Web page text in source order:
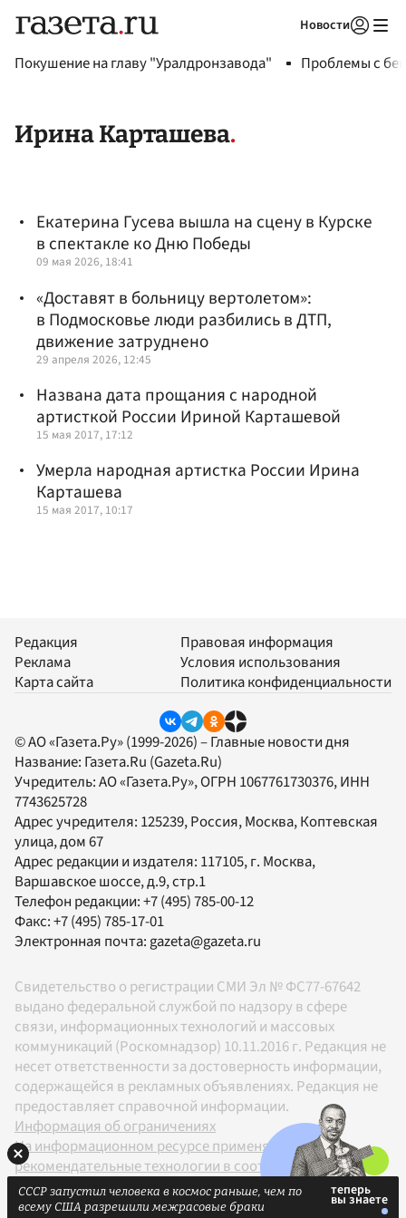
Новости
Покушение на главу "Уралдронзавода" Проблемы с
Ирина Карташева
Екатерина Гусева вышла на сцену в Курске
в спектакле ко Дню Победы
09 мая 2026, 18:41
«Доставят в больницу вертолетом»:
в Подмосковье люди разбились в ДТП,
движение затруднено
29 апреля 2026, 12:45
Названа дата прощания с народной
артисткой России Ириной Карташевой
15 мая 2017, 17:12
Умерла народная артистка России Ирина
Карташева
15 мая 2017, 10:17
Редакция
Реклама
Карта сайта
Правовая информация
Условия использования
Политика конфиденциальности
© АО «Газета.Ру» (1999-2026) – Главные новости дня
Название: Газета.Ru (Gazeta.Ru)
Учредитель:АО «Газета.Ру», ОГРН 1067761730376, ИНН
7743625728
Адрес учредителя: 125239, Россия, Москва, Коптевская
улица, дом 67
Адрес редакции и издателя: 117105, г. Москва,
Варшавское шоссе, д.9, стр.1
Телефон редакции:+7 (495) 785-00-12
Факс:+7 (495) 785-17-01
Электронная почта: gazeta@gazeta.ru
Свидетельство о регистрации СМИ Эл № ФС77-67642
выдано федеральной службой по надзору в сфере
связи, информационных технологий и массовых
коммуникаций (Роскомнадзор) 10.11.2016 г. Редакция не
несет ответственности за достоверность информации,
содержащейся в рекламных объявлениях. Редакция не
предоставляет справочной информации.
Информация об ограничениях
На информационном ресурсе применяются
рекомендательные технологии в соответствии с
Правилами
18+
СССР запустил человека в космос раньше, чем по
всему США разрешили межрасовые браки